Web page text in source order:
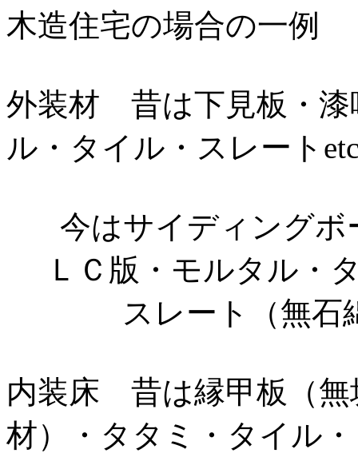
木造住宅の場合の一例
外装材 昔は下見板・漆
ル・タイル・スレート
今はサイディング
ＬＣ版・モルタル・
スレート（無石
内装床 昔は縁甲板（無
材）・タタミ・タイル・